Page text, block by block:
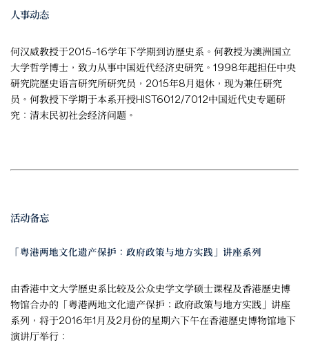
人事动态
何汉威教授于2015–16学年下学期到访歷史系。何教授为澳洲国立
大学哲学博士，致力从事中国近代经济史研究。1998年起担任中央
研究院歷史语言研究所研究员，2015年8月退休，现为兼任研究
员。何教授下学期于本系开授HIST6012/7012中国近代史专题研
究：清末民初社会经济问题。
活动备忘
「粤港两地文化遗产保护：政府政策与地方实践」讲座系列
由香港中文大学歷史系比较及公众史学文学硕士课程及香港歷史博
物馆合办的「粤港两地文化遗产保护：政府政策与地方实践」讲座
系列，将于2016年1月及2月份的星期六下午在香港歷史博物馆地下
演讲厅举行：